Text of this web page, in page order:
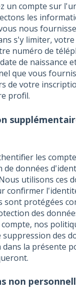
un compte sur
les
nous
s'y limiter,
numéro de
de naissance
que vous
de votre
profil.
les
de données
utilisons ces
confirmer
sont protégées
des
nos
des
la présente
non